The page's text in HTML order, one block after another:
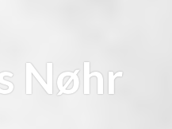
Nøhr